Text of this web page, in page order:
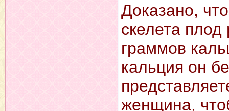
Доказано,
скелета
граммов
кальция он
женщина,